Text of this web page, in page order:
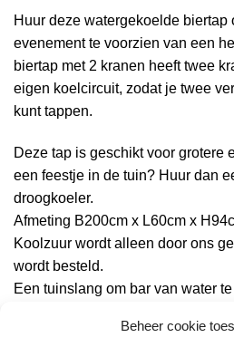
Beheer cookie
Huur deze watergekoelde biertap
evenement te voorzien van een
biertap met 2 kranen heeft twee
eigen koelcircuit, zodat je twee
kunt tappen.
Deze tap is geschikt voor grotere
een feestje in de tuin? Huur dan
droogkoeler.
Afmeting B200cm x L60cm x
Koolzuur wordt alleen door ons
wordt besteld.
Een tuinslang om bar van water
Afvoerslang wordt wel